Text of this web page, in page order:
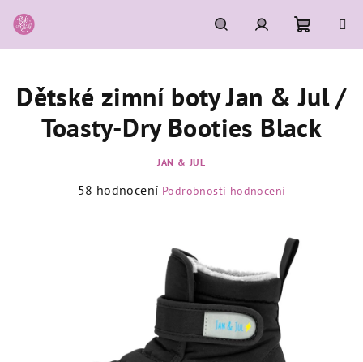
na
obsah
HledatPřihlášeníNákupní
košík
Dětské zimní boty Jan & Jul /
Toasty-Dry Booties Black
JAN & JUL
Průměrné
58 hodnocení Podrobnosti hodnocení